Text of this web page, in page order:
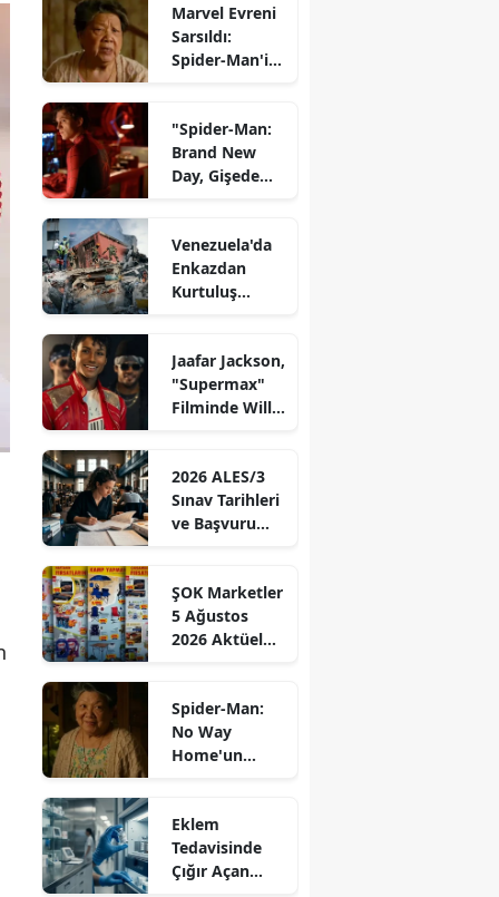
Marvel Evreni
Sarsıldı:
Spider-Man'in
Kaybettik!
"Spider-Man:
Brand New
Day, Gişede
Açılış Haftası
Performansını
Elde Etti!"
Venezuela'da
Enkazdan
Kurtuluş
Hayatını
Kaybedenlerin
Sayısı Giderek
Jaafar Jackson,
"Supermax"
Filminde Will
2026 ALES/3
Sınav Tarihleri
ve Başvuru
ÖSYM'den
Duyuru Geldi!
ŞOK Marketler
5 Ağustos
2026 Aktüel
Hafta Hangi
Yenilikler Bizi
Bekliyor?
Spider-Man:
No Way
Home'un
yaşında
hayata veda
etti.
Eklem
Tedavisinde
Çığır Açan